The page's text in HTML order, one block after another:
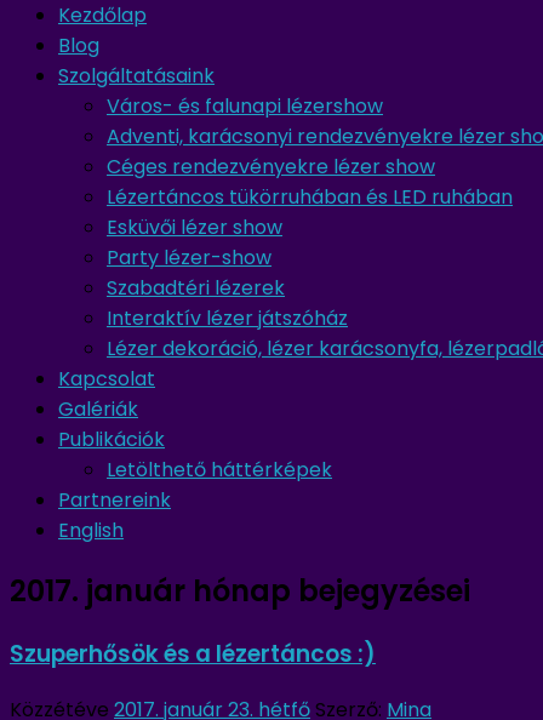
Kezdőlap
Blog
Szolgáltatásaink
Város- és falunapi lézershow
Adventi, karácsonyi rendezvényekre lézer
Céges rendezvényekre lézer show
Lézertáncos tükörruhában és LED ruhában
Esküvői lézer show
Party lézer-show
Szabadtéri lézerek
Interaktív lézer játszóház
Lézer dekoráció, lézer karácsonyfa,
Kapcsolat
Galériák
Publikációk
Letölthető háttérképek
Partnereink
English
2017. január hónap bejegyzései
Szuperhősök és a lézertáncos :)
Közzétéve 2017. január 23. hétfő Szerző: Mina